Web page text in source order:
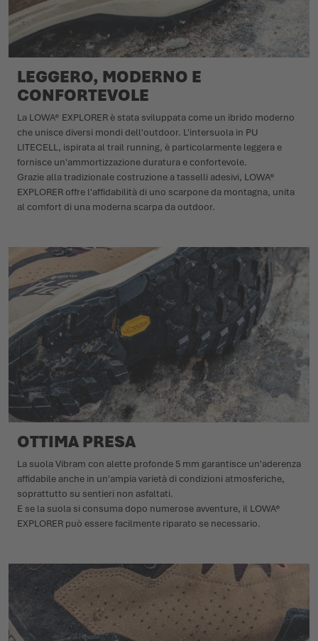
LEGGERO, MODERNO E
CONFORTEVOLE
La LOWA® EXPLORER è stata sviluppata come un ibrido moderno
che unisce diversi mondi dell'outdoor. L'intersuola in PU
LITECELL, ispirata al trail running, è particolarmente leggera e
fornisce un'ammortizzazione duratura e confortevole.
Grazie alla tradizionale costruzione a tasselli adesivi, LOWA®
EXPLORER offre l'affidabilità di uno scarpone da montagna, unita
al comfort di una moderna scarpa da outdoor.
OTTIMA PRESA
La suola Vibram con alette profonde 5 mm garantisce un'aderenza
affidabile anche in un'ampia varietà di condizioni atmosferiche,
soprattutto su sentieri non asfaltati.
E se la suola si consuma dopo numerose avventure, il LOWA®
EXPLORER può essere facilmente riparato se necessario.